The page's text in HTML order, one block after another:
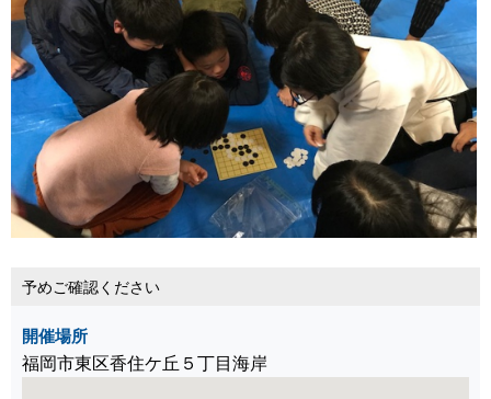
予めご確認ください
開催場所
福岡市東区香住ケ丘５丁目海岸